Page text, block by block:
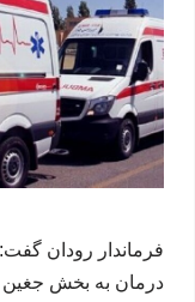
فرماندار رودان
درمان به بخش جغین